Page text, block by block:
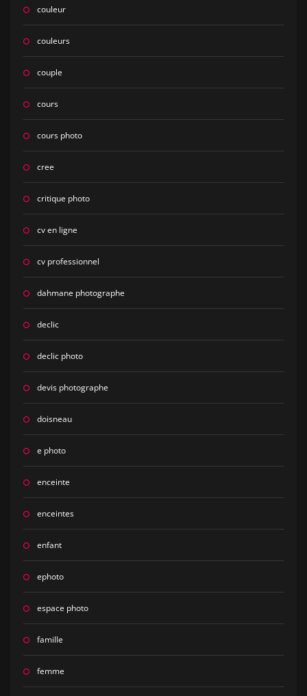
couleur
couleurs
couple
cours
cours photo
cree
critique photo
cv en ligne
cv professionnel
dahmane photographe
declic
declic photo
devis photographe
doisneau
e photo
enceinte
enceintes
enfant
ephoto
espace photo
famille
femme